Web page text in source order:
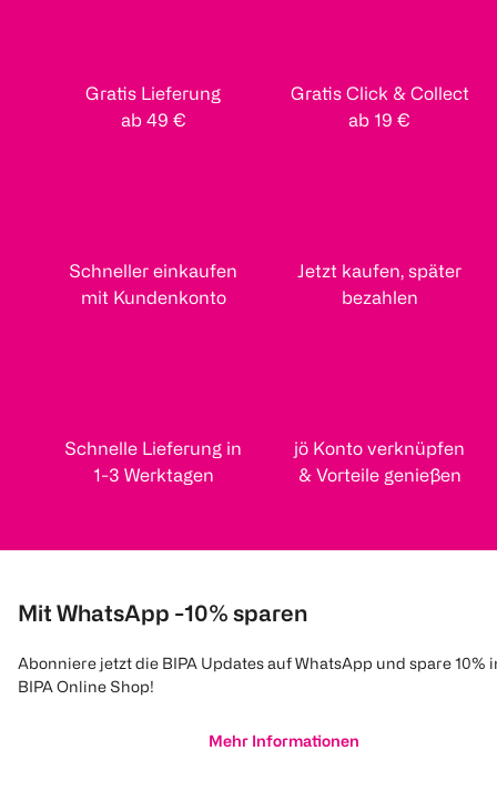
Gratis Lieferung
ab 49 €
Gratis Click & Collect
ab 19 €
Schneller einkaufen
mit Kundenkonto
Jetzt kaufen, später
bezahlen
Schnelle Lieferung in
1-3 Werktagen
jö Konto verknüpfen
& Vorteile genießen
Mit WhatsApp -10% sparen
Abonniere jetzt die BIPA Updates auf WhatsApp und spare 10%
BIPA Online Shop!
Mehr Informationen